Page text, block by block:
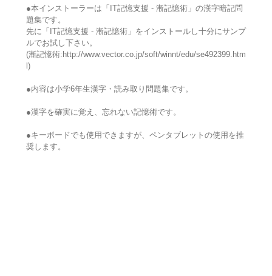
●本インストーラーは「IT記憶支援 - 漸記憶術」の漢字暗記問
題集です。
先に「IT記憶支援 - 漸記憶術」をインストールし十分にサンプ
ルでお試し下さい。
(漸記憶術:http://www.vector.co.jp/soft/winnt/edu/se492399.htm
l)
●内容は小学6年生漢字・読み取り問題集です。
●漢字を確実に覚え、忘れない記憶術です。
●キーボードでも使用できますが、ペンタブレットの使用を推
奨します。